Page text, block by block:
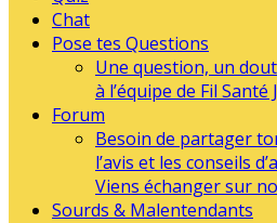
Chat
Pose tes Questions
Une question, un
à l’équipe de Fil Santé
Forum
Besoin de partager
l’avis et les conseils
Viens échanger sur
Sourds & Malentendants